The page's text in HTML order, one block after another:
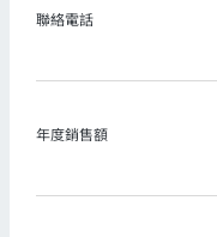
聯絡電話
年度銷售額